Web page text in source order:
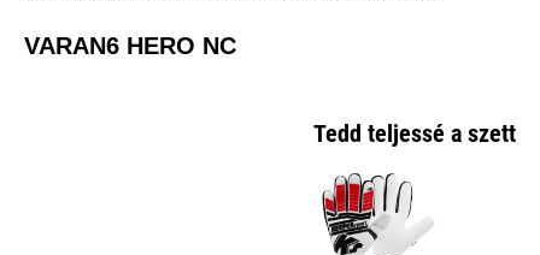
VARAN6 HERO NC
Tedd teljessé a szetted